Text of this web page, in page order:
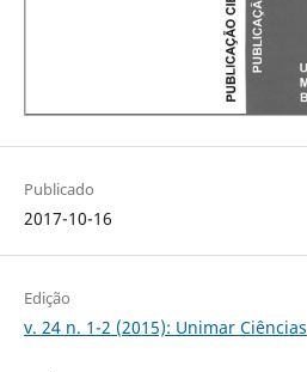
Publicado
2017-10-16
Edição
v. 24 n. 1-2 (2015): Unimar Ciências